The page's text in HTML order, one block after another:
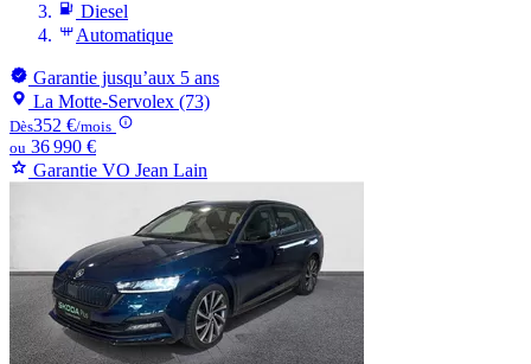
Diesel
Automatique
Garantie jusqu’aux 5 ans
La Motte-Servolex (73)
Dès352 €/mois
ou 36 990 €
Garantie VO Jean Lain